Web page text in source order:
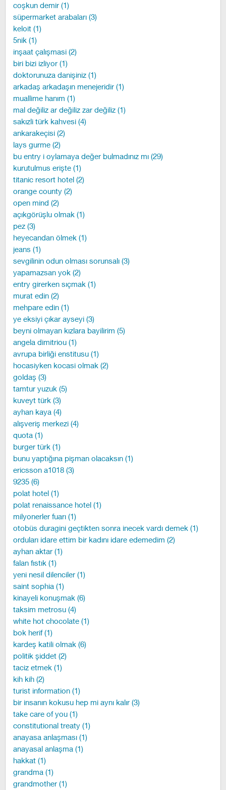
coşkun demir (1)
süpermarket arabaları (3)
keloit (1)
5nik (1)
inşaat çalışmasi (2)
biri bizi izliyor (1)
doktorunuza danişiniz (1)
arkadaş arkadaşın menejeridir (1)
muallime hanım (1)
mal değiliz ar değiliz zar değiliz (1)
sakızli türk kahvesi (4)
ankarakeçisi (2)
lays gurme (2)
bu entry i oylamaya değer bulmadınız mı (29)
kurutulmus erişte (1)
titanic resort hotel (2)
orange county (2)
open mind (2)
açıkgörüşlu olmak (1)
pez (3)
heyecandan ölmek (1)
jeans (1)
sevgilinin odun olması sorunsalı (3)
yapamazsan yok (2)
entry girerken sıçmak (1)
murat edin (2)
mehpare edin (1)
ye eksiyi çıkar ayseyi (3)
beyni olmayan kızlara bayilirim (5)
angela dimitriou (1)
avrupa birliği enstitusu (1)
hocasiyken kocasi olmak (2)
goldaş (3)
tamtur yuzuk (5)
kuveyt türk (3)
ayhan kaya (4)
alışveriş merkezi (4)
quota (1)
burger türk (1)
bunu yaptığına pişman olacaksın (1)
ericsson a1018 (3)
9235 (6)
polat hotel (1)
polat renaissance hotel (1)
milyonerler fuarı (1)
otobüs duragini geçtikten sonra inecek vardı demek (1)
orduları idare ettim bir kadını idare edemedim (2)
ayhan aktar (1)
falan fıstık (1)
yeni nesil dilenciler (1)
saint sophia (1)
kinayeli konuşmak (6)
taksim metrosu (4)
white hot chocolate (1)
bok herif (1)
kardeş katili olmak (6)
politik şiddet (2)
taciz etmek (1)
kih kih (2)
turist information (1)
bir insanın kokusu hep mi aynı kalır (3)
take care of you (1)
constitutional treaty (1)
anayasa anlaşması (1)
anayasal anlaşma (1)
hakkat (1)
grandma (1)
grandmother (1)